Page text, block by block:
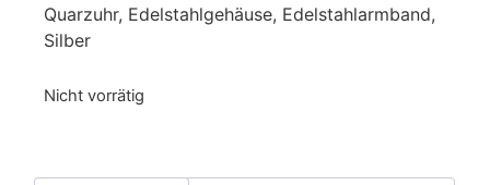
Quarzuhr, Edelstahlgehäuse, Edelstahlarmband,
Silber
Nicht vorrätig